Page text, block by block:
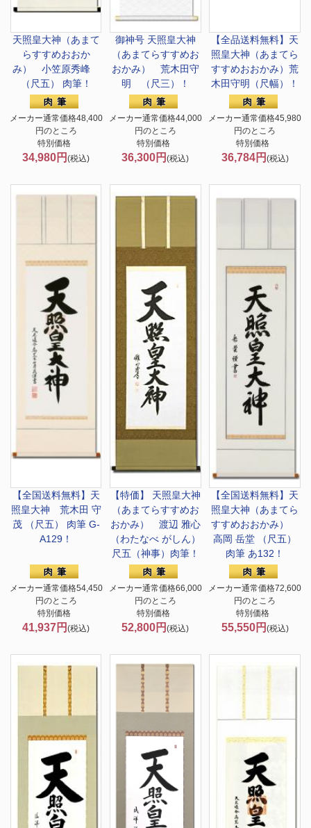
天照皇大神（あまて
らすすめおおか
み） 小笠原秀峰
（尺五） 肉筆！
メーカー通常価格48,400
円のところ
特別価格
34,980円(税込)
御神号 天照皇大神
（あまてらすすめお
おかみ） 荒木田守
明 （尺三）！
メーカー通常価格44,000
円のところ
特別価格
36,300円(税込)
【全品送料無料】 天
照皇大神（あまてら
すすめおおかみ）荒
木田守明（尺幅）！
メーカー通常価格45,980
円のところ
特別価格
36,784円 (税込)
【全国送料無料】 天
照皇大神 荒木田 守
茂 （尺五） 肉筆 G-
A129！
メーカー通常価格54,450
円のところ
特別価格
41,937円(税込)
【特価】 天照皇大神
（あまてらすすめお
おかみ） 渡辺 雅心
（わたなべ がしん）
尺五（神事）肉筆！
メーカー通常価格66,000
円のところ
特別価格
52,800円(税込)
【全国送料無料】 天
照皇大神（あまてら
すすめおおかみ）
高岡 岳堂 （尺五）
肉筆 あ132！
メーカー通常価格72,600
円のところ
特別価格
55,550円 (税込)